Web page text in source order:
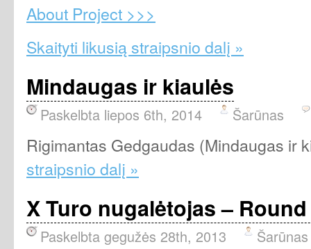
About Project >>>
Skaityti likusią straipsnio dalį »
Mindaugas ir kiaulės
Paskelbta liepos 6th, 2014 Šarūnas
Rigimantas Gedgaudas (Mindaugas ir
straipsnio dalį »
X Turo nugalėtojas –
Paskelbta gegužės 28th, 2013 Šarūnas